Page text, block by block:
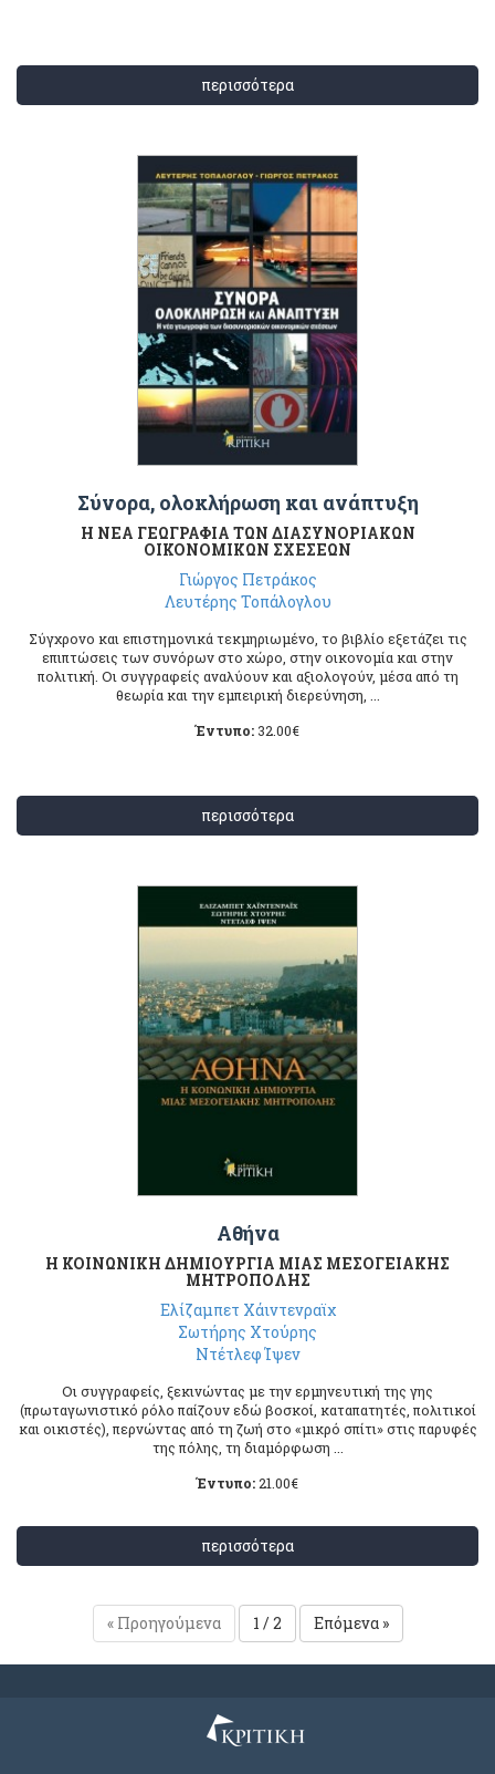
περισσότερα
Σύνορα, ολοκλήρωση και ανάπτυξη
Η ΝΕΑ ΓΕΩΓΡΑΦΙΑ ΤΩΝ ΔΙΑΣΥΝΟΡΙΑΚΩΝ
ΟΙΚΟΝΟΜΙΚΩΝ ΣΧΕΣΕΩΝ
Γιώργος Πετράκος
Λευτέρης Τοπάλογλου
Σύγχρονο και επιστημονικά τεκμηριωμένο, το βιβλίο εξετάζει τις
επιπτώσεις των συνόρων στο χώρο, στην οικονομία και στην
πολιτική. Οι συγγραφείς αναλύουν και αξιολογούν, μέσα από τη
θεωρία και την εμπειρική διερεύνηση, ...
Έντυπο: 32.00€
περισσότερα
Αθήνα
Η ΚΟΙΝΩΝΙΚΗ ΔΗΜΙΟΥΡΓΙΑ ΜΙΑΣ ΜΕΣΟΓΕΙΑΚΗΣ
ΜΗΤΡΟΠΟΛΗΣ
Ελίζαμπετ Χάιντενραϊχ
Σωτήρης Χτούρης
Ντέτλεφ Ίψεν
Οι συγγραφείς, ξεκινώντας με την ερμηνευτική της γης
(πρωταγωνιστικό ρόλο παίζουν εδώ βοσκοί, καταπατητές, πολιτικοί
και οικιστές), περνώντας από τη ζωή στο «μικρό σπίτι» στις παρυφές
της πόλης, τη διαμόρφωση ...
Έντυπο: 21.00€
περισσότερα
« Προηγούμενα 1 / 2 Επόμενα »